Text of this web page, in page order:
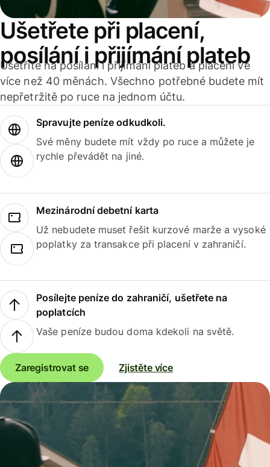
Ušetřete při placení,
posílání i přijímání plateb
Ušetříte na posílání i přijímání plateb a placení ve
více než 40 měnách. Všechno potřebné budete mít
nepřetržitě po ruce na jednom účtu.
Spravujte peníze odkudkoli.
Své měny budete mít vždy po ruce a můžete je
rychle převádět na jiné.
Mezinárodní debetní karta
Už nebudete muset řešit kurzové marže a vysoké
poplatky za transakce při placení v zahraničí.
Posílejte peníze do zahraničí, ušetřete na
poplatcích
Vaše peníze budou doma kdekoli na světě.
Zaregistrovat se Zjistěte více